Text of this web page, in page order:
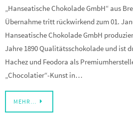
„Hanseatische Chokolade GmbH“ aus
Übernahme tritt rückwirkend zum 01.
Hanseatische Chokolade GmbH
Jahre 1890 Qualitätsschokolade und ist
Hachez und Feodora als
„Chocolatier“-Kunst in…
MEHR…